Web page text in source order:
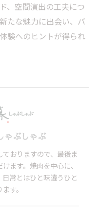
、空間演出の工夫につ
たな魅力に出会い、バ
験へのヒントが得られ
ゃぶしゃぶ
おりますので、最後ま
ます。焼肉を中心に、
常とはひと味違うひと
す。